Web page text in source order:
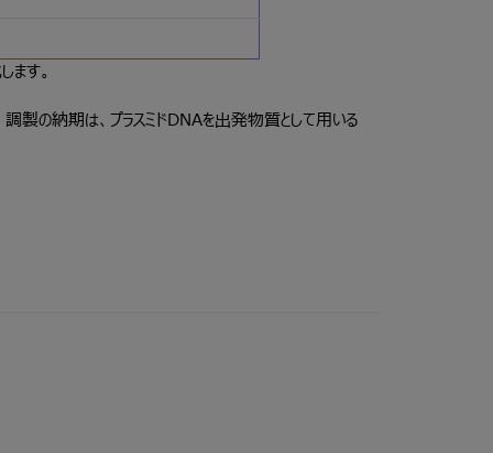
す。
製の納期は、プラスミドDNAを出発物質として用いる